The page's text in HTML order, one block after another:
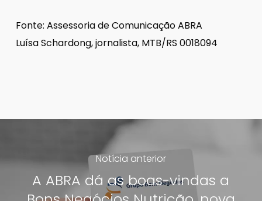
Fonte: Assessoria de Comunicação ABRA
Luísa Schardong, jornalista, MTB/RS 0018094
Notícia anterior
A ABRA dá as boas-vindas a